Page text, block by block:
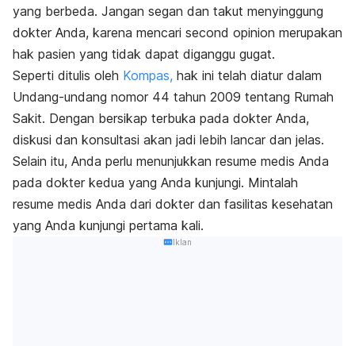
yang berbeda. Jangan segan dan takut menyinggung
dokter Anda, karena mencari second opinion merupakan
hak pasien yang tidak dapat diganggu gugat.
Seperti ditulis oleh Kompas, hak ini telah diatur dalam
Undang-undang nomor 44 tahun 2009 tentang Rumah
Sakit. Dengan bersikap terbuka pada dokter Anda,
diskusi dan konsultasi akan jadi lebih lancar dan jelas.
Selain itu, Anda perlu menunjukkan resume medis Anda
pada dokter kedua yang Anda kunjungi. Mintalah
resume medis Anda dari dokter dan fasilitas kesehatan
yang Anda kunjungi pertama kali.
Iklan